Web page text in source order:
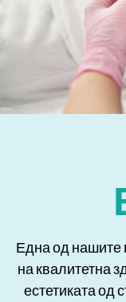
Една од нашите
на квалитетна
естетиката од